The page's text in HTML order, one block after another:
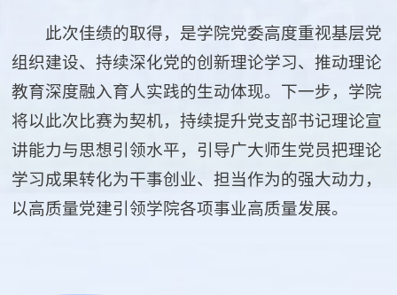
此次佳绩的取得，是学院党委高度重视基层党
组织建设、持续深化党的创新理论学习、推动理论
教育深度融入育人实践的生动体现。下一步，学院
将以此次比赛为契机，持续提升党支部书记理论宣
讲能力与思想引领水平，引导广大师生党员把理论
学习成果转化为干事创业、担当作为的强大动力，
以高质量党建引领学院各项事业高质量发展。